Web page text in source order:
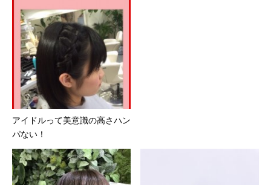
アイドルって美意識の高さハン
パない！